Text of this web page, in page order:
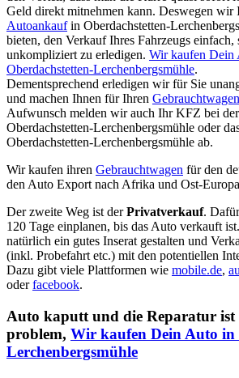
Geld direkt mitnehmen kann. Deswegen wir
Autoankaufin Oberdachstetten-
bieten, den Verkauf Ihres Fahrzeugs einfach,
unkompliziert zu erledigen. Wir kaufen Dein
Oberdachstetten-Lerchenbergsmühle.
Dementsprechend erledigen wir für Sie
und machen Ihnen für Ihren Gebrauchtwagen
Aufwunsch melden wir auch Ihr KFZ bei
Oberdachstetten-Lerchenbergsmühle oder
Oberdachstetten-Lerchenbergsmühle ab.
Wir kaufen ihren Gebrauchtwagen für den
den Auto Export nach Afrika und Ost-
Der zweite Weg ist derPrivatverkauf.
120 Tage einplanen, bis das Auto verkauft
natürlich ein gutes Inserat gestalten und
(inkl. Probefahrt etc.) mit den potentiellen
Dazu gibt viele Plattformen wie mobile.de,
oderfacebook.
Auto kaputt und die Reparatur ist
problem, Wir kaufen Dein Auto in
Lerchenbergsmühle